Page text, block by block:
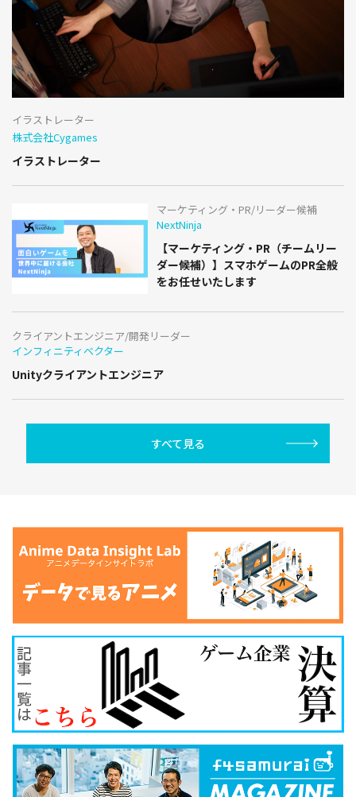
イラストレーター
株式会社Cygames
イラストレーター
マーケティング・PR/リーダー候補
NextNinja
【マーケティング・PR（チームリー
ダー候補）】スマホゲームのPR全般
をお任せいたします
クライアントエンジニア/開発リーダー
インフィニティベクター
Unityクライアントエンジニア
すべて見る